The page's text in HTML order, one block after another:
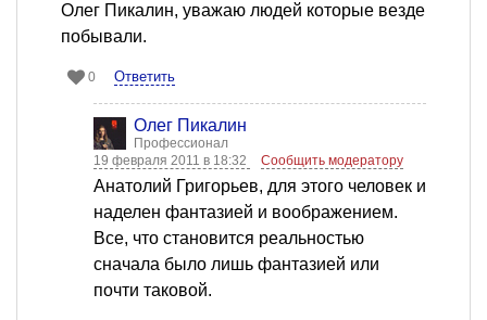
Олег Пикалин, уважаю людей которые везде
побывали.
0 Ответить
Олег Пикалин
Профессионал
19 февраля 2011 в 18:32
Сообщить модератору
Анатолий Григорьев, для этого человек и
наделен фантазией и воображением.
Все, что становится реальностью
сначала было лишь фантазией или
почти таковой.